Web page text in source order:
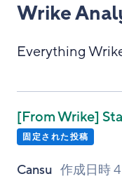
Wrike
Everything
[From Wrike]
固定された投稿
Cansu 作成日時